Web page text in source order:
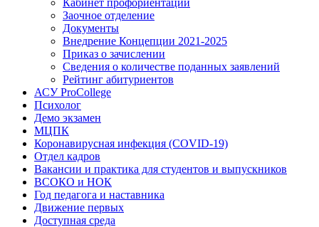
Кабинет профориентации
Заочное отделение
Документы
Внедрение Концепции 2021-2025
Приказ о зачислении
Сведения о количестве поданных заявлений
Рейтинг абитуриентов
АСУ ProCollege
Психолог
Демо экзамен
МЦПК
Коронавирусная инфекция (COVID-19)
Отдел кадров
Вакансии и практика для студентов и выпускников
ВСОКО и НОК
Год педагога и наставника
Движение первых
Доступная среда